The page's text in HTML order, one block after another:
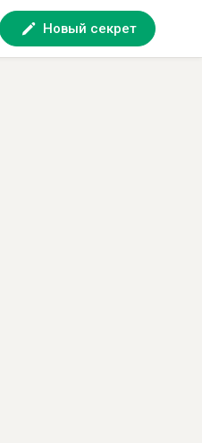
Новый секрет